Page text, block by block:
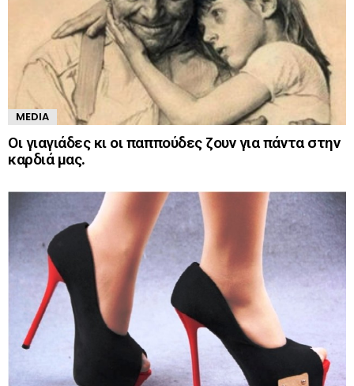
MEDIA
Οι γιαγιάδες κι οι παππούδες ζουν για πάντα στην
καρδιά μας.